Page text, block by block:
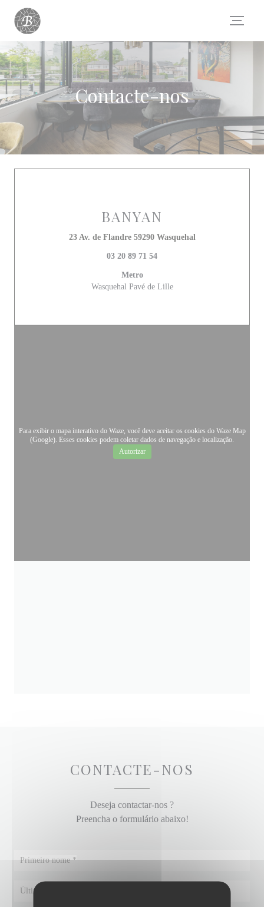
Painel de Gerenciamento de Cookies
Contacte-nos
BANYAN
23 Av. de Flandre 59290 Wasquehal((abre numa nova
03 20 89 71 54
Metro
Wasquehal Pavé de Lille
Para exibir o mapa interativo do Waze, você deve aceitar os cookies do Waze Map
(Google). Esses cookies podem coletar dados de navegação e localização.
Autorizar
CONTACTE-NOS
Deseja contactar-nos ?
Preencha o formulário abaixo!